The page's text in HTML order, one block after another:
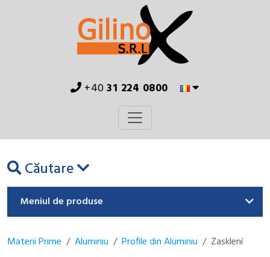
+4031 224 0800
Căutare
Meniul de produse
Materii Prime Aluminiu Profile din Aluminiu Zasklení